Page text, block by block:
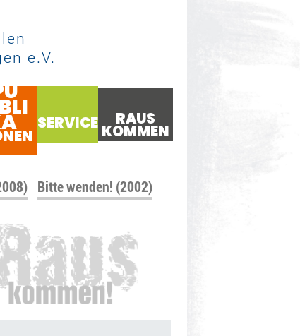
e.V.
BLI
SERVICE RAUS
KOMMEN
Bitte wenden! (2002)